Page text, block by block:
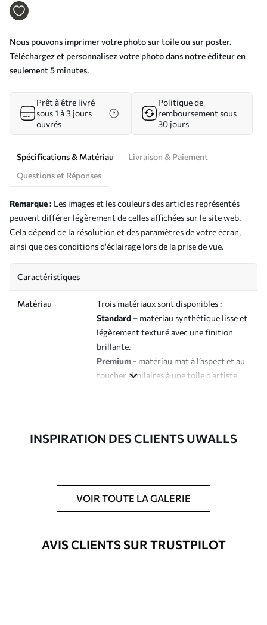
Nous pouvons imprimer votre photo sur toile ou sur poster.
Téléchargez et personnalisez votre photo dans notre éditeur en
seulement 5 minutes.
Prêt à être livré
sous 1 à 3 jours
ouvrés
Politique de
remboursement sous
30 jours
Spécifications & Matériau
Livraison & Paiement
Questions et Réponses
Remarque : Les images et les couleurs des articles représentés
peuvent différer légèrement de celles affichées sur le site web.
Cela dépend de la résolution et des paramètres de votre écran,
ainsi que des conditions d'éclairage lors de la prise de vue.
Caractéristiques
Matériau
Trois matériaux sont disponibles :
Standard – matériau synthétique lisse et
légèrement texturé avec une finition
brillante.
Premium - matériau mat à l’aspect et au
toucher similaires à une toile d’artiste.
Possibilité d'ajouter un vernis
protecteur pour renforcer la durabilité
du tableau.
Matériaux disponibles
INSPIRATION DES CLIENTS UWALLS
VOIR TOUTE LA GALERIE
AVIS CLIENTS SUR TRUSTPILOT